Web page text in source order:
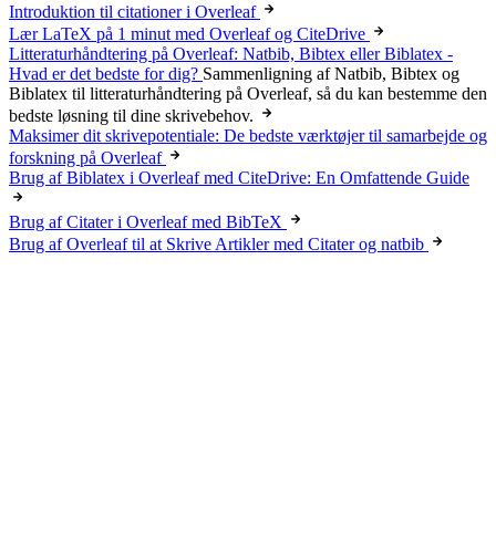
Introduktion til citationer i Overleaf
Lær LaTeX på 1 minut med Overleaf og CiteDrive
Litteraturhåndtering på Overleaf: Natbib, Bibtex eller Biblatex -
Hvad er det bedste for dig? Sammenligning af Natbib, Bibtex og
Biblatex til litteraturhåndtering på Overleaf, så du kan bestemme den
bedste løsning til dine skrivebehov.
Maksimer dit skrivepotentiale: De bedste værktøjer til samarbejde og
forskning på Overleaf
Brug af Biblatex i Overleaf med CiteDrive: En Omfattende Guide
Brug af Citater i Overleaf med BibTeX
Brug af Overleaf til at Skrive Artikler med Citater og natbib